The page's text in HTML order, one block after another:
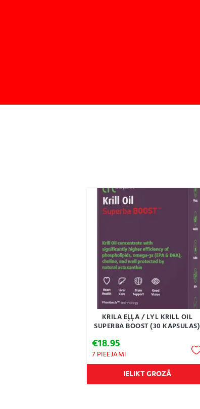
KRILA EĻĻA / LYL KRILL OIL
SUPERBA BOOST (30 KAPSULAS)
€18.95
7 PIEEJAMI
IELIKT GROZĀ